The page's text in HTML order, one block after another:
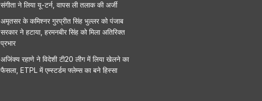
संगीता ने लिया यू-टर्न, वापस ली तलाक की अर्जी
अमृतसर के कमिश्नर गुरप्रीत सिंह भुल्लर को पंजाब
सरकार ने हटाया, हरमनबीर सिंह को मिला अतिरिक्त
प्रभार
अजिंक्य रहाणे ने विदेशी टी20 लीग में लिया खेलने का
फैसला, ETPL में एम्स्टर्डम फ्लेम्स का बने हिस्सा